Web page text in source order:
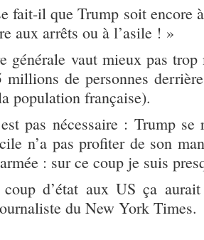
fait-il que Trump soit encore
aux arrêts ou à l’asile ! »
générale vaut mieux pas
millions de personnes
population française).
pas nécessaire : Trump se
n’a pas profiter de son
: sur ce coup je suis
d’état aux US ça
du New York Times.